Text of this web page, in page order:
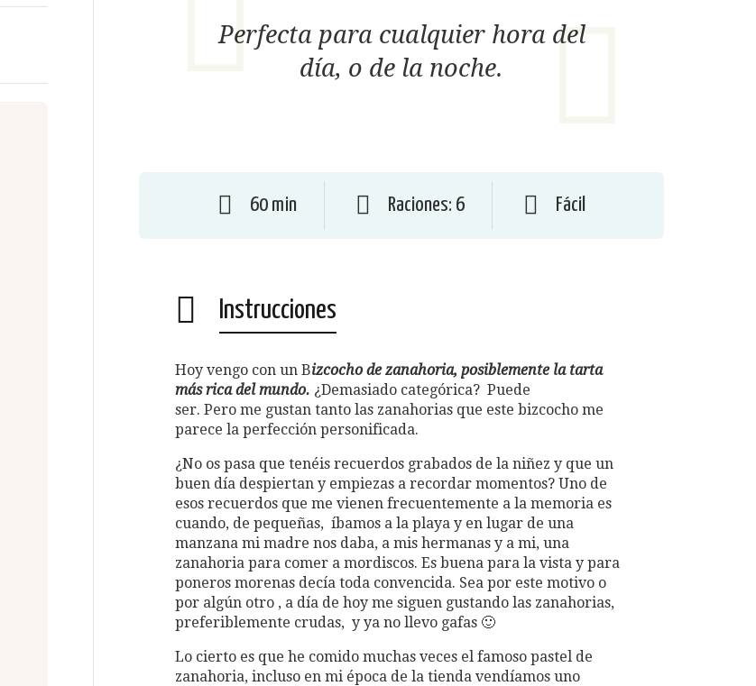
Perfecta para cualquier hora del
día, o de la noche.
60 min Raciones: 6 Fácil
Instrucciones
Hoy vengo con un Bizcocho de zanahoria, posiblemente la tarta
más rica del mundo. ¿Demasiado categórica? Puede
ser. Pero me gustan tanto las zanahorias que este bizcocho me
parece la perfección personificada.
¿No os pasa que tenéis recuerdos grabados de la niñez y que un
buen día despiertan y empiezas a recordar momentos? Uno de
esos recuerdos que me vienen frecuentemente a la memoria es
cuando, de pequeñas, íbamos a la playa y en lugar de una
manzana mi madre nos daba, a mis hermanas y a mi, una
zanahoria para comer a mordiscos. Es buena para la vista y para
poneros morenas decía toda convencida. Sea por este motivo o
por algún otro , a día de hoy me siguen gustando las zanahorias,
preferiblemente crudas, y ya no llevo gafas 🙂
Lo cierto es que he comido muchas veces el famoso pastel de
zanahoria, incluso en mi época de la tienda vendíamos uno